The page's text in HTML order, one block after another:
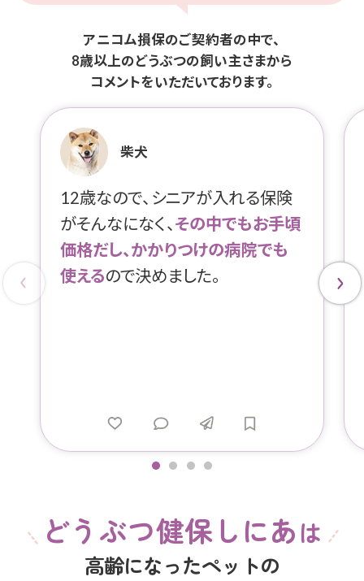
アニコム損保のご契約者の中で、
8歳以上のどうぶつの飼い主さまから
コメントをいただいております。
柴犬
12歳なので、シニアが入れる保険
がそんなになく、 その中でもお手頃
価格だし、かかりつけの病院でも
使えるので決めました。
どうぶつ健保しにあは
高齢になったペットの